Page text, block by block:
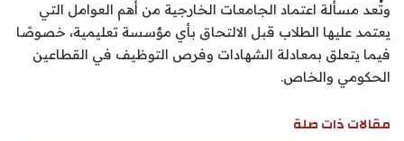
وتُعد مسألة اعتماد الجامعات الخارجية من أهم العوامل التي
يعتمد عليها الطلاب قبل الالتحاق بأي مؤسسة تعليمية، خصوصًا
فيما يتعلق بمعادلة الشهادات وفرص التوظيف في القطاعين
الحكومي والخاص.
مقالات ذات صلة